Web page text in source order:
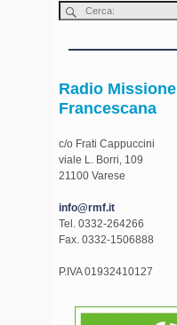
Radio Missione
Francescana
c/o Frati Cappuccini
viale L. Borri, 109
21100 Varese
info@rmf.it
Tel. 0332-264266
Fax. 0332-1506888
P.IVA 01932410127